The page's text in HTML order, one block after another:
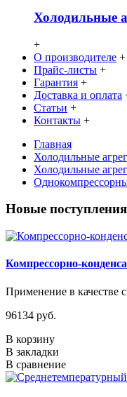
Холодильные
+
О производителе +
Прайс-листы +
Гарантия +
Доставка и оплата
Статьи +
Контакты +
Главная
Холодильные
Холодильные
Новые поступления
Компрессорно-
Применение в качестве
96134 руб.
В корзину
В закладки
В сравнение